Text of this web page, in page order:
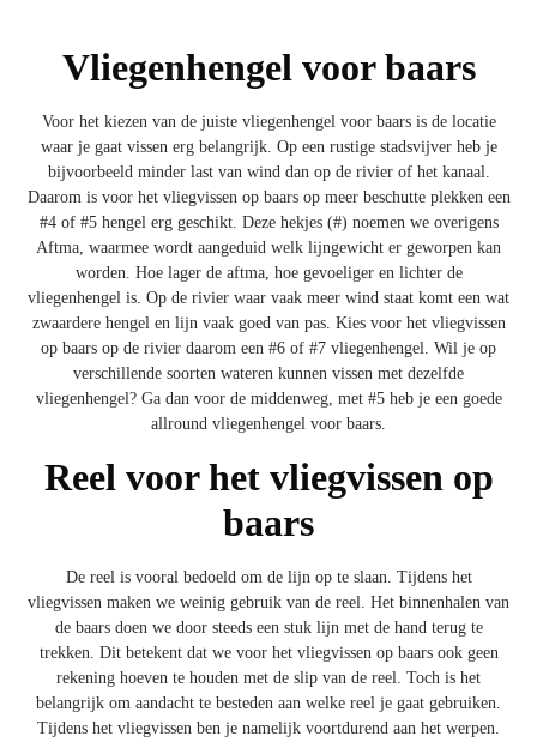
Vliegenhengel voor baars
Voor het kiezen van de juiste vliegenhengel voor baars is de locatie
waar je gaat vissen erg belangrijk. Op een rustige stadsvijver heb je
bijvoorbeeld minder last van wind dan op de rivier of het kanaal.
Daarom is voor het vliegvissen op baars op meer beschutte plekken een
#4 of #5 hengel erg geschikt. Deze hekjes (#) noemen we overigens
Aftma, waarmee wordt aangeduid welk lijngewicht er geworpen kan
worden. Hoe lager de aftma, hoe gevoeliger en lichter de
vliegenhengel is. Op de rivier waar vaak meer wind staat komt een wat
zwaardere hengel en lijn vaak goed van pas. Kies voor het vliegvissen
op baars op de rivier daarom een #6 of #7 vliegenhengel. Wil je op
verschillende soorten wateren kunnen vissen met dezelfde
vliegenhengel? Ga dan voor de middenweg, met #5 heb je een goede
allround vliegenhengel voor baars.
Reel voor het vliegvissen op
baars
De reel is vooral bedoeld om de lijn op te slaan. Tijdens het
vliegvissen maken we weinig gebruik van de reel. Het binnenhalen van
de baars doen we door steeds een stuk lijn met de hand terug te
trekken. Dit betekent dat we voor het vliegvissen op baars ook geen
rekening hoeven te houden met de slip van de reel. Toch is het
belangrijk om aandacht te besteden aan welke reel je gaat gebruiken.
Tijdens het vliegvissen ben je namelijk voortdurend aan het werpen.